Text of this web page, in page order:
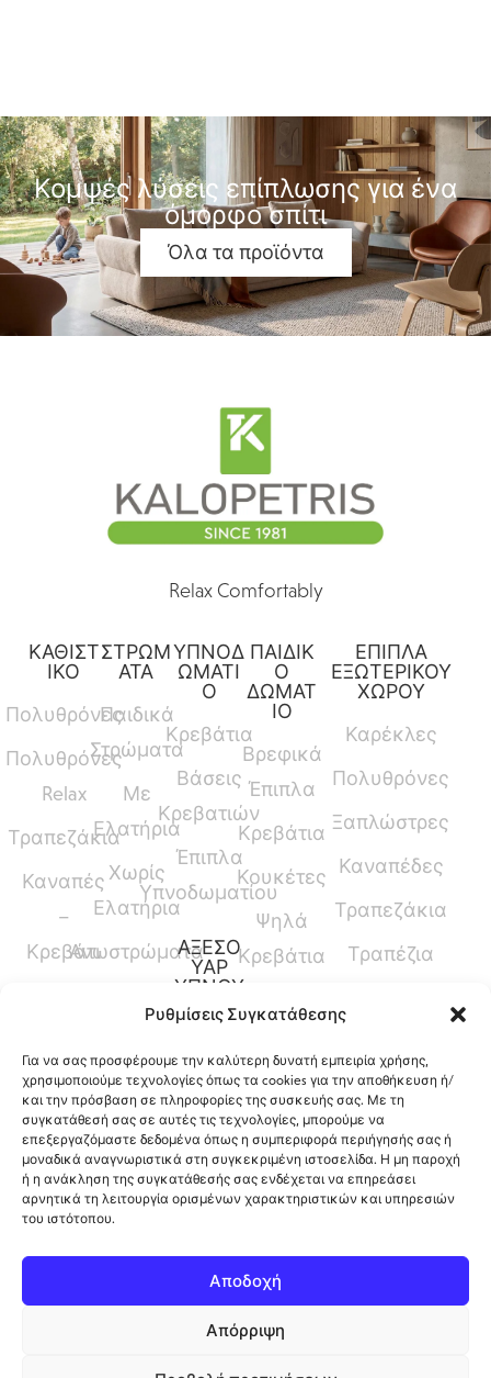
Ρυθμίσεις Συγκατάθεσης
Για να σας προσφέρουμε την καλύτερη δυνατή εμπειρία χρήσης,
χρησιμοποιούμε τεχνολογίες όπως τα cookies για την αποθήκευση ή/
και την πρόσβαση σε πληροφορίες της συσκευής σας. Με τη
συγκατάθεσή σας σε αυτές τις τεχνολογίες, μπορούμε να
επεξεργαζόμαστε δεδομένα όπως η συμπεριφορά περιήγησής σας ή
μοναδικά αναγνωριστικά στη συγκεκριμένη ιστοσελίδα. Η μη παροχή
ή η ανάκληση της συγκατάθεσής σας ενδέχεται να επηρεάσει
αρνητικά τη λειτουργία ορισμένων χαρακτηριστικών και υπηρεσιών
του ιστότοπου.
Αποδοχή
Απόρριψη
Κομψές λύσεις επίπλωσης για ένα
όμορφο σπίτι
Όλα τα προϊόντα
Relax Comfortably
ΚΑΘΙΣΤ
ΙΚΟ
Πολυθρόνες
Πολυθρόνες
Relax
Τραπεζάκια
Καναπές
–
Κρεβάτι
ΣΤΡΩΜ
ΑΤΑ
Παιδικά
Στρώματα
Με
Ελατήρια
Χωρίς
Ελατήρια
Ανωστρώματα
ΥΠΝΟΔ
ΩΜΑΤΙ
Ο
Κρεβάτια
Βάσεις
Κρεβατιών
Έπιπλα
Υπνοδωματίου
ΑΞΕΣΟ
ΥΑΡ
ΥΠΝΟΥ
Παπλώματα
Μαξιλάρια
Προστατευτικά
Καλύμματα
ΠΑΙΔΙΚ
Ο
ΔΩΜΑΤ
ΙΟ
Βρεφικά
Έπιπλα
Κρεβάτια
Κουκέτες
Ψηλά
Κρεβάτια
Ύψους
Γραφεία
ΕΠΙΠΛΑ
ΕΞΩΤΕΡΙΚΟΥ
ΧΩΡΟΥ
Καρέκλες
Πολυθρόνες
Ξαπλώστρες
Καναπέδες
Τραπεζάκια
Τραπέζια
12ο Χλμ. Ρόδου-Λίνδου, Φαληράκι, Ρόδος,
Ελλάδα